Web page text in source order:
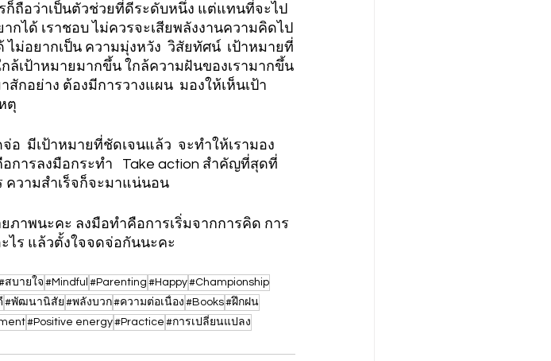
ก็ถือว่าเป็นตัวช่วยที่ดีระดับหนึ่ง แต่แทนที่จะไป
กได้ เราชอบ ไม่ควรจะเสียพลังงานความคิดไป
ไม่อยากเป็น ความมุ่งหวัง  วิสัยทัศน์  เป้าหมายที่
กล้เป้าหมายมากขึ้น ใกล้ความฝันของเรามากขึ้น
สักอย่าง ต้องมีการวางแผน  มองให้เห็นเป้า
ตุ
อ  มีเป้าหมายที่ชัดเจนแล้ว  จะทำให้เรามอง
ารลงมือกระทำ   Take action สำคัญที่สุดที่
ความสำเร็จก็จะมาแน่นอน
าพนะคะ ลงมือทำคือการเริ่มจากการคิด การ
ไร แล้วตั้งใจจดจ่อกันนะคะ
สบายใจ #Mindful #Parenting #Happy#Championship
#พัฒนานิสัย #พลังบวก#ความต่อเนื่อง #Books#ฝึกฝน
#Positive energy#Practice #การเปลี่ยนแปลง